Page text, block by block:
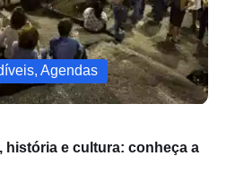
Agendas
história e cultura: conheça a